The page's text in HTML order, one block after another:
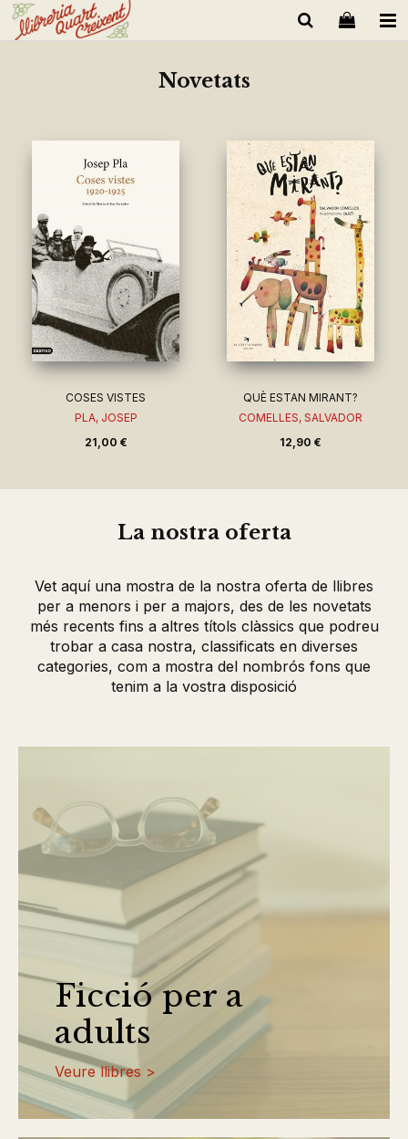
Novetats
COSES VISTES
PLA, JOSEP
21,00 €
QUÈ ESTAN MIRANT?
COMELLES, SALVADOR
12,90 €
La nostra oferta
Vet aquí una mostra de la nostra oferta de llibres
per a menors i per a majors, des de les novetats
més recents fins a altres títols clàssics que podreu
trobar a casa nostra, classificats en diverses
categories, com a mostra del nombrós fons que
tenim a la vostra disposició
Ficció per a
adults
Veure llibres >